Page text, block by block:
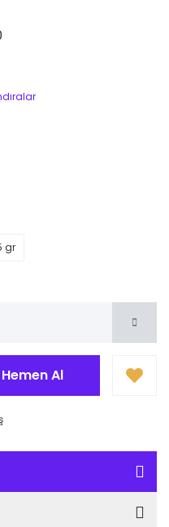
gr
Hemen Al